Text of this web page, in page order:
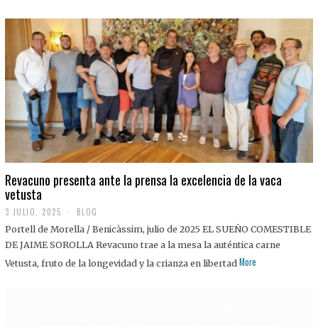
2
5
Revacuno presenta ante la prensa la excelencia de la vaca
vetusta
3 JULIO, 2025
J
U
I
BLOG
Portell de Morella / Benicàssim, julio de 2025 EL SUEÑO COMESTIBLE
DE JAIME SOROLLA Revacuno trae a la mesa la auténtica carne
Vetusta, fruto de la longevidad y la crianza en libertad More